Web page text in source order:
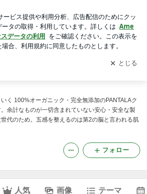
ドして ブログの更新通知
を受け取りまし
開く
く 100%オーガニック・完全無添加のPANTALAク
余計なものが一切含まれていない安心・安全な製
代のため。五感を整えるのは第2の脳と言われる肌
フォロー
人気 画像 テーマ